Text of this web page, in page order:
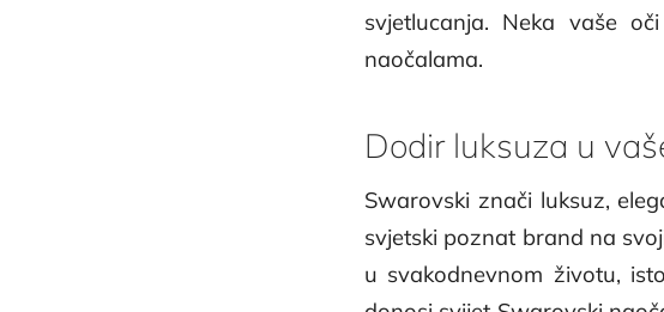
svjetlucanja. Neka vaše
naočalama.
Dodir luksuza u
Swarovski znači luksuz,
svjetski poznat brand na
u svakodnevnom životu,